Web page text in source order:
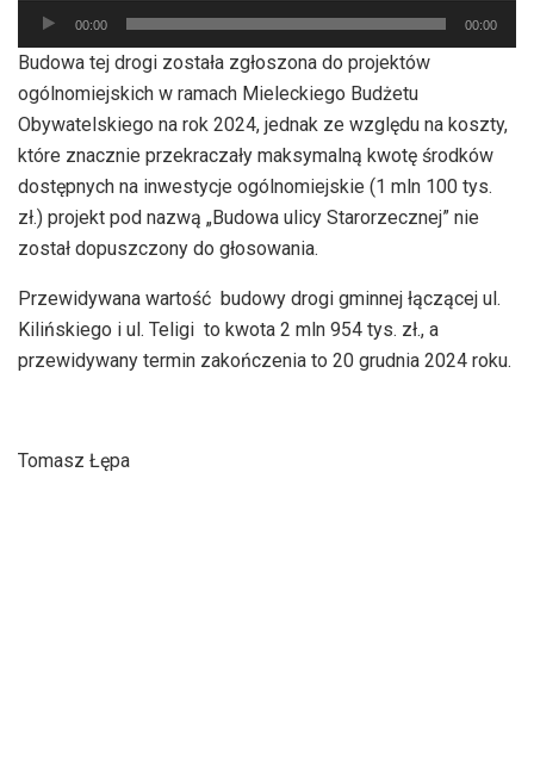
Odtwarzacz
plików
dźwiękowych
00:00 00:00
Budowa tej drogi została zgłoszona do projektów
ogólnomiejskich w ramach Mieleckiego Budżetu
Obywatelskiego na rok 2024, jednak ze względu na koszty,
które znacznie przekraczały maksymalną kwotę środków
dostępnych na inwestycje ogólnomiejskie (1 mln 100 tys.
zł.) projekt pod nazwą „Budowa ulicy Starorzecznej” nie
został dopuszczony do głosowania.
Przewidywana wartość budowy drogi gminnej łączącej ul.
Kilińskiego i ul. Teligi to kwota 2 mln 954 tys. zł., a
przewidywany termin zakończenia to 20 grudnia 2024 roku.
Tomasz Łępa